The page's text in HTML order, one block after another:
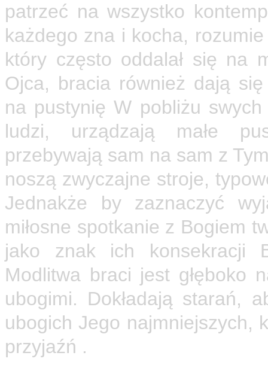
patrzeć na wszystko
każdego zna i kocha,
który często oddalał się na
Ojca, bracia również dają
na pustynię W pobliżu
ludzi, urządzają małe
przebywają sam na sam z
noszą zwyczajne stroje,
Jednakże by zaznaczyć
miłosne spotkanie z Bogiem
jako znak ich konsekracji
Modlitwa braci jest głęboko
ubogimi. Dokładają starań,
ubogich Jego najmniejszych,
przyjaźń .